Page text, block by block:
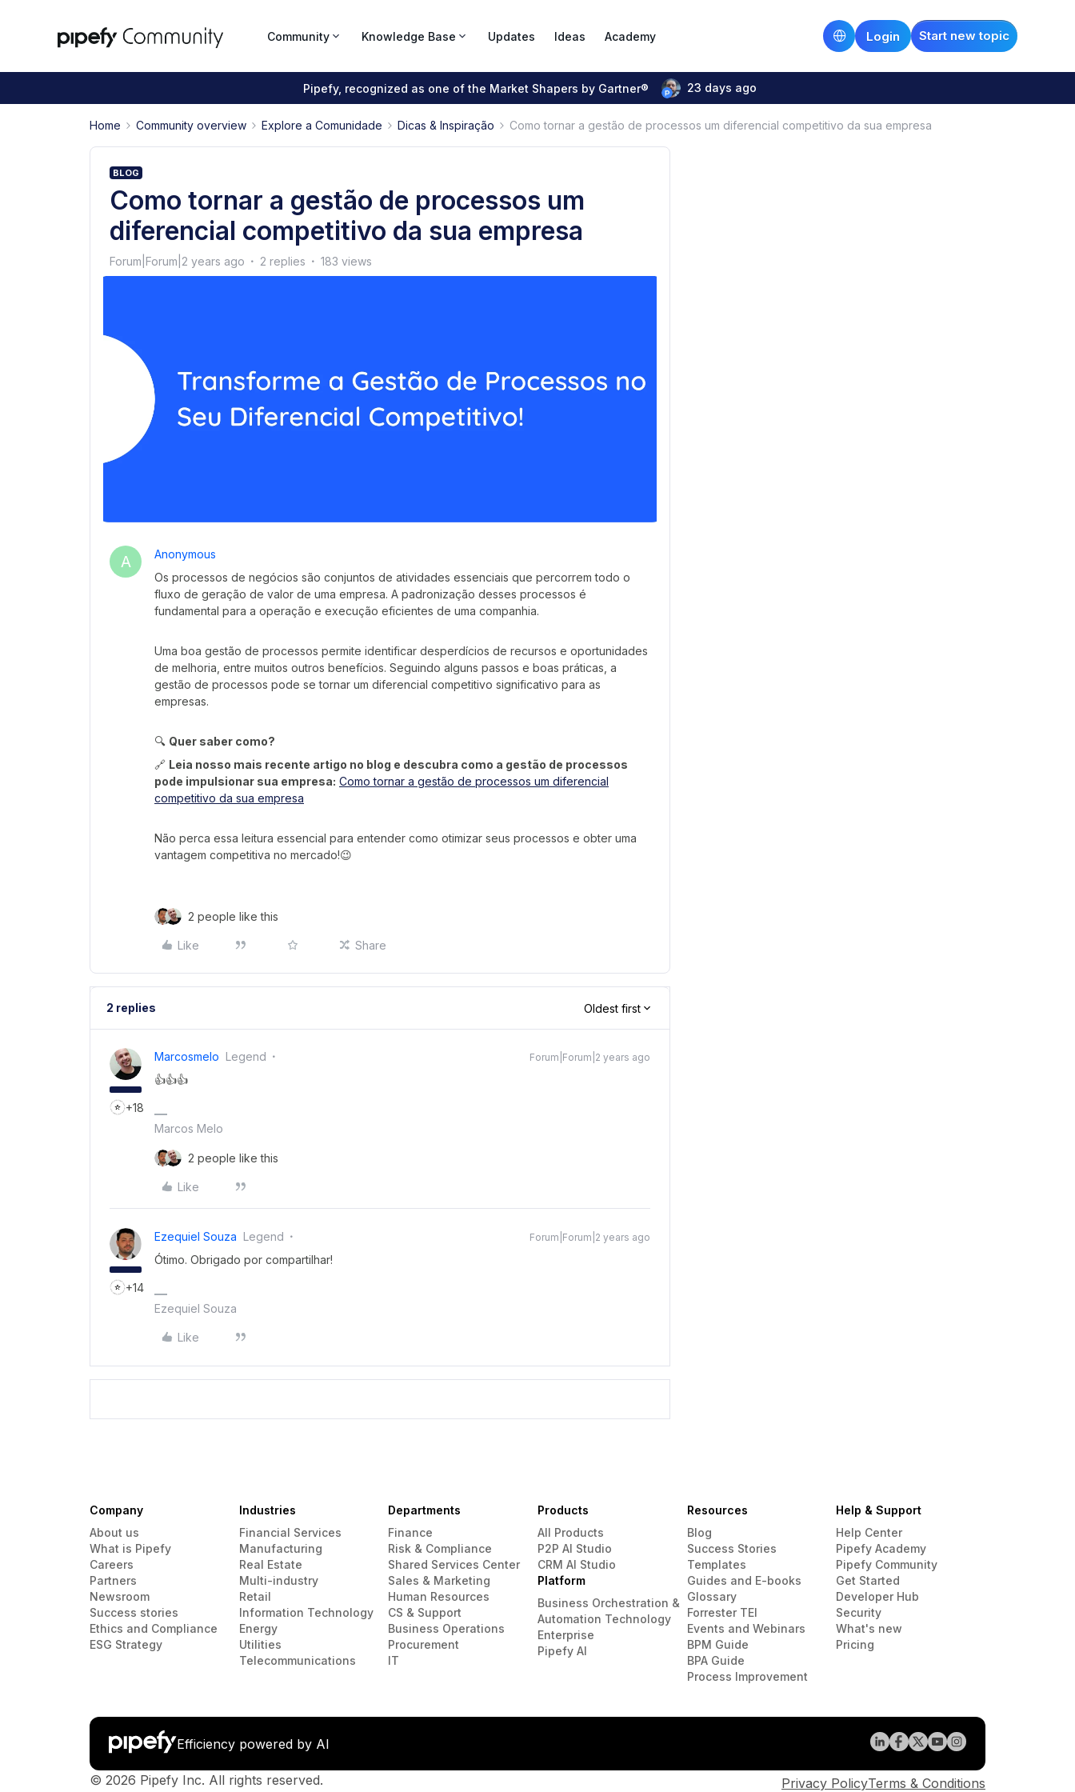
Community Knowledge Base Updates Ideas Academy Start new topic
Login
Pipefy, recognized as one of the Market Shapers by Gartner® 23 days ago
Home Community overview Explore a Comunidade Dicas & Inspiração Como tornar a gestão de processos um diferencial competitivo da sua empresa
BLOG
Como tornar a gestão de processos um
diferencial competitivo da sua empresa
Forum|Forum|2 years ago 2 replies 183 views
A
Anonymous
Os processos de negócios são conjuntos de atividades essenciais que percorrem todo o
fluxo de geração de valor de uma empresa. A padronização desses processos é
fundamental para a operação e execução eficientes de uma companhia.
Uma boa gestão de processos permite identificar desperdícios de recursos e oportunidades
de melhoria, entre muitos outros benefícios. Seguindo alguns passos e boas práticas, a
gestão de processos pode se tornar um diferencial competitivo significativo para as
empresas.
🔍 Quer saber como?
🔗 Leia nosso mais recente artigo no blog e descubra como a gestão de processos
pode impulsionar sua empresa: Como tornar a gestão de processos um diferencial
competitivo da sua empresa
Não perca essa leitura essencial para entender como otimizar seus processos e obter uma
vantagem competitiva no mercado!😉
2 people like this
Like Share
2 replies Oldest first
+18
Marcosmelo Legend Forum|Forum|2 years ago
👍👍👍
Marcos Melo
2 people like this
Like
+14
Ezequiel Souza Legend Forum|Forum|2 years ago
Ótimo. Obrigado por compartilhar!
Ezequiel Souza
Like
Company
About us
What is Pipefy
Careers
Partners
Newsroom
Success stories
Ethics and Compliance
ESG Strategy
Industries
Financial Services
Manufacturing
Real Estate
Multi-industry
Retail
Information Technology
Energy
Utilities
Telecommunications
Departments
Finance
Risk & Compliance
Shared Services Center
Sales & Marketing
Human Resources
CS & Support
Business Operations
Procurement
IT
Products
All Products
P2P AI Studio
CRM AI Studio
Platform
Business Orchestration &
Automation Technology
Enterprise
Pipefy AI
Resources
Blog
Success Stories
Templates
Guides and E-books
Glossary
Forrester TEI
Events and Webinars
BPM Guide
BPA Guide
Process Improvement
Help & Support
Help Center
Pipefy Academy
Pipefy Community
Get Started
Developer Hub
Security
What's new
Pricing
Efficiency powered by AI
© 2026 Pipefy Inc. All rights reserved. Privacy PolicyTerms & Conditions